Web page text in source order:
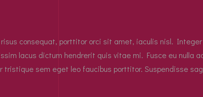
consequat, porttitor orci sit amet, iaculis nisl.
lacus dictum hendrerit quis vitae mi. Fusce eu nulla
sem eget leo faucibus porttitor. Suspendisse